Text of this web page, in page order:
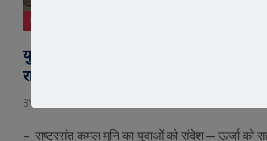
जावरा
युवा शक्ति में विश्व बदलने की क्षमता, बस ऊर्जा
राष्ट्रसंत कमल मुनि
BY
– राष्ट्रसंत कमल मुनि का युवाओं को संदेश—ऊर्जा को